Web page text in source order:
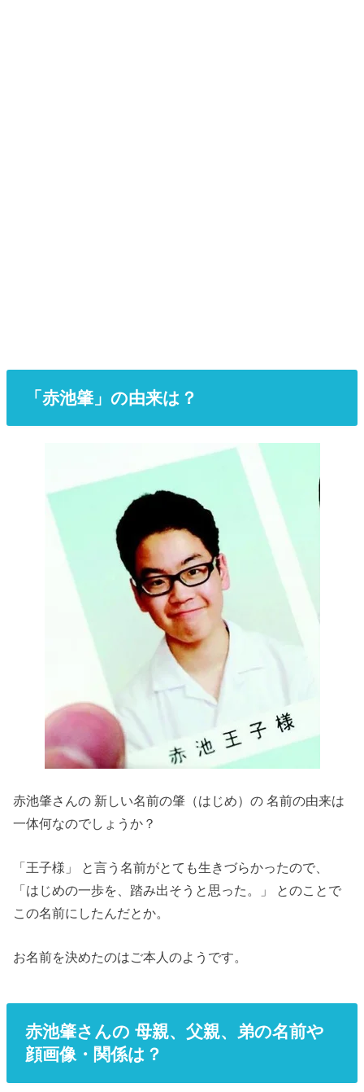
「赤池肇」の由来は？
赤池肇さんの 新しい名前の肇（はじめ）の 名前の由来は
一体何なのでしょうか？
「王子様」 と言う名前がとても生きづらかったので、
「はじめの一歩を、踏み出そうと思った。」 とのことで
この名前にしたんだとか。
お名前を決めたのはご本人のようです。
赤池肇さんの 母親、父親、弟の名前や
顔画像・関係は？